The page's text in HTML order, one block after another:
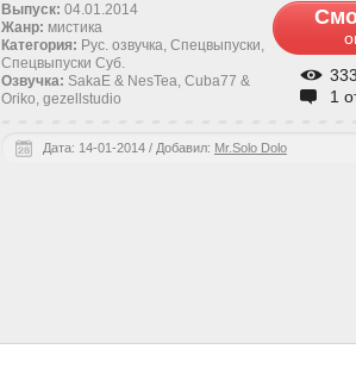
Выпуск: 04.01.2014
Жанр: мистика
Категория: Рус. озвучка, Спецвыпуски,
Спецвыпуски Cуб.
Озвучка: SakaE & NesTea, Cuba77 &
Oriko, gezellstudio
1
Дата: 14-01-2014 / Добавил: Mr.Solo Dolo